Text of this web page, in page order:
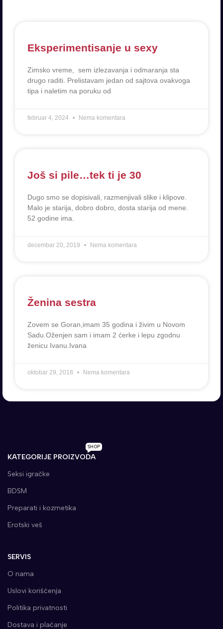
Eksperimentisanje u sexy
Zimsko vreme, sem izlezavanja i odmaranja sta
drugo raditi. Prelistavam jedan od sajtova ovakvoga
tipa i naletim na poruku od
februar 4, 2024 Nema komentara
Još si pile…tek ti je 30
Dugo smo se dopisivali, razmenjivali slike i klipove.
Malo je starija, dobro dobro, dosta starija od mene.
52 godine ima.
decembar 20, 2019 Nema komentara
Ženina sestra
Zovem se Goran,imam 35 godina i živim u Novom
Sadu.Oženjen sam i imam 2 ćerke i lepu zgodnu
ženicu Ivanu.Ivana
oktobar 29, 2018 Nema komentara
KATEGORIJE PROIZVODA
SHOP
Seksi igračke
BDSM
Preparati i kozmetika
Erotski veš
SERVIS
O nama
Uslovi korišćenja
Politika privatnosti
Dostava i plaćanje